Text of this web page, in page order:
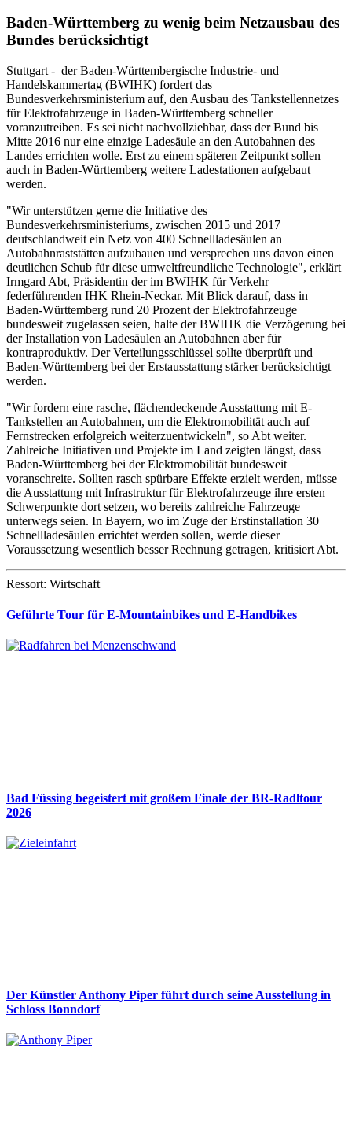
Baden-Württemberg zu wenig beim Netzausbau des
Bundes berücksichtigt
Stuttgart - der Baden-Württembergische Industrie- und
Handelskammertag (BWIHK) fordert das
Bundesverkehrsministerium auf, den Ausbau des Tankstellennetzes
für Elektrofahrzeuge in Baden-Württemberg schneller
voranzutreiben. Es sei nicht nachvollziehbar, dass der Bund bis
Mitte 2016 nur eine einzige Ladesäule an den Autobahnen des
Landes errichten wolle. Erst zu einem späteren Zeitpunkt sollen
auch in Baden-Württemberg weitere Ladestationen aufgebaut
werden.
"Wir unterstützen gerne die Initiative des
Bundesverkehrsministeriums, zwischen 2015 und 2017
deutschlandweit ein Netz von 400 Schnellladesäulen an
Autobahnraststätten aufzubauen und versprechen uns davon einen
deutlichen Schub für diese umweltfreundliche Technologie", erklärt
Irmgard Abt, Präsidentin der im BWIHK für Verkehr
federführenden IHK Rhein-Neckar. Mit Blick darauf, dass in
Baden-Württemberg rund 20 Prozent der Elektrofahrzeuge
bundesweit zugelassen seien, halte der BWIHK die Verzögerung bei
der Installation von Ladesäulen an Autobahnen aber für
kontraproduktiv. Der Verteilungsschlüssel sollte überprüft und
Baden-Württemberg bei der Erstausstattung stärker berücksichtigt
werden.
"Wir fordern eine rasche, flächendeckende Ausstattung mit E-
Tankstellen an Autobahnen, um die Elektromobilität auch auf
Fernstrecken erfolgreich weiterzuentwickeln", so Abt weiter.
Zahlreiche Initiativen und Projekte im Land zeigten längst, dass
Baden-Württemberg bei der Elektromobilität bundesweit
voranschreite. Sollten rasch spürbare Effekte erzielt werden, müsse
die Ausstattung mit Infrastruktur für Elektrofahrzeuge ihre ersten
Schwerpunkte dort setzen, wo bereits zahlreiche Fahrzeuge
unterwegs seien. In Bayern, wo im Zuge der Erstinstallation 30
Schnellladesäulen errichtet werden sollen, werde dieser
Voraussetzung wesentlich besser Rechnung getragen, kritisiert Abt.
Ressort: Wirtschaft
Geführte Tour für E-Mountainbikes und E-Handbikes
Bad Füssing begeistert mit großem Finale der BR-Radltour
2026
Der Künstler Anthony Piper führt durch seine Ausstellung in
Schloss Bonndorf